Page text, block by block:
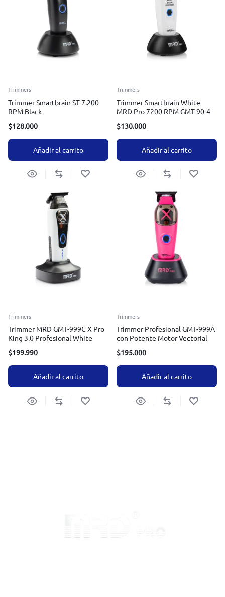
Trimmers
Trimmer Smartbrain ST 7.200
RPM Black
$128.000
Añadir al carrito
Trimmers
Trimmer Smartbrain White
MRD Pro 7200 RPM GMT-90-4
$130.000
Añadir al carrito
Trimmers
Trimmer MRD GMT-999C X Pro
King 3.0 Profesional White
$199.990
Añadir al carrito
Trimmers
Trimmer Profesional GMT-999A
con Potente Motor Vectorial
$195.000
Añadir al carrito